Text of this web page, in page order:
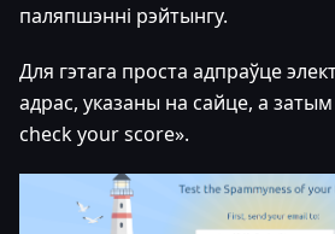
паляпшэнні рэйтынгу.
Для гэтага проста адпраўце
адрас, указаны на сайце, а затым
check your score».